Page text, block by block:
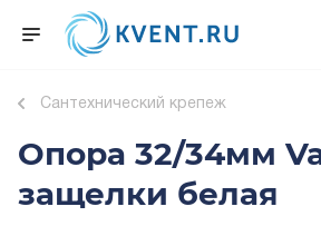
Сантехнический крепеж
Опора 32/34мм
защелки белая